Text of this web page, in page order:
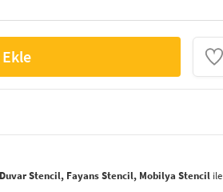
Stencil, Fayans Stencil, Mobilya Stencil ile